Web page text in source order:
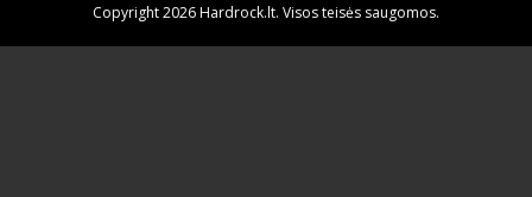
Copyright 2026 Hardrock.lt. Visos teisės saugomos.